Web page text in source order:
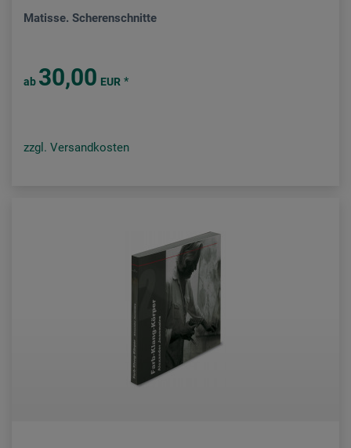
Matisse. Scherenschnitte
ab 30,00 EUR *
zzgl. Versandkosten